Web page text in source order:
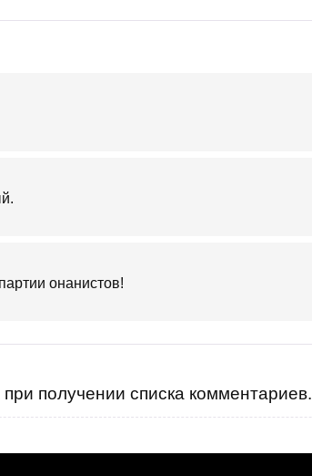
онанистов!
получении списка комментариев.